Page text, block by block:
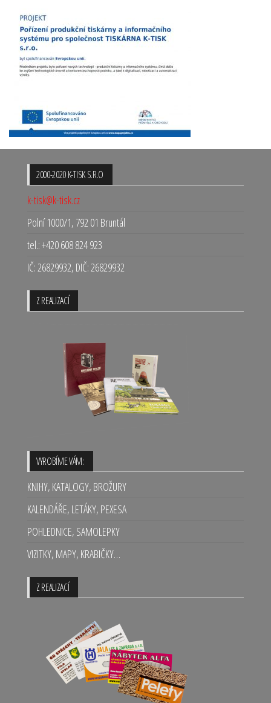
2000-2020 K-TISK S.R.O
k-tisk@k-tisk.cz
Polní 1000/1, 792 01 Bruntál
tel.: +420 608 824 923
IČ: 26829932, DIČ: 26829932
Z REALIZACÍ
VYROBÍME VÁM:
KNIHY, KATALOGY, BROŽURY
KALENDÁŘE, LETÁKY, PEXESA
POHLEDNICE, SAMOLEPKY
VIZITKY, MAPY, KRABIČKY…
Z REALIZACÍ